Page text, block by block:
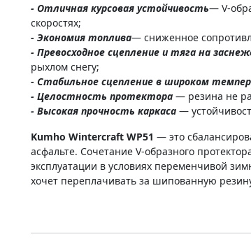
- Отличная курсовая устойчивость— V-
скоростях;
- Экономия топлива— сниженное
- Превосходное сцепление и тяга на
рыхлом снегу;
- Стабильное сцепление в широком
- Целостность протектора — резина не
- Высокая прочность каркаса —
Kumho Wintercraft WP51 — это
асфальте. Сочетание V-образного
эксплуатации в условиях переменчивой
хочет переплачивать за шипованную